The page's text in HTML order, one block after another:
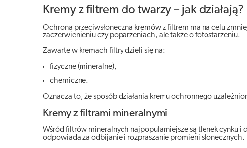
Kremy z filtrem do twarzy – jak działają?
Ochrona przeciwsłoneczna kremów z filtrem ma na celu
zaczerwienieniu czy poparzeniach, ale także o fotostarzeniu.
Zawarte w kremach filtry dzieli się na:
fizyczne (mineralne),
chemiczne.
Oznacza to, że sposób działania kremu ochronnego
Kremy z filtrami mineralnymi
Wśród filtrów mineralnych najpopularniejsze są tlenek cynku i
odpowiada za odbijanie i rozpraszanie promieni słonecznych.